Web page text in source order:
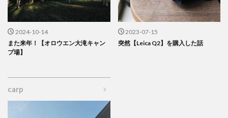
2024-10-14
また来年！【オロウエン大滝キャン
プ場】
2023-07-15
突然【Leica Q2】を購入した話
carp